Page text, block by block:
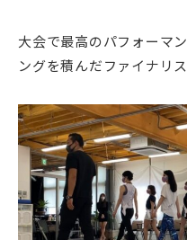
大会で最高のパフォーマ
ングを積んだファイナリ